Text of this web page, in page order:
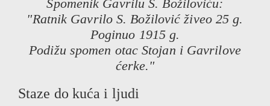
Spomenik Gavrilu S. Božiloviću:
"Ratnik Gavrilo S. Božilović živeo 25 g.
Poginuo 1915 g.
Podižu spomen otac Stojan i Gavrilove
ćerke."
Staze do kuća i ljudi